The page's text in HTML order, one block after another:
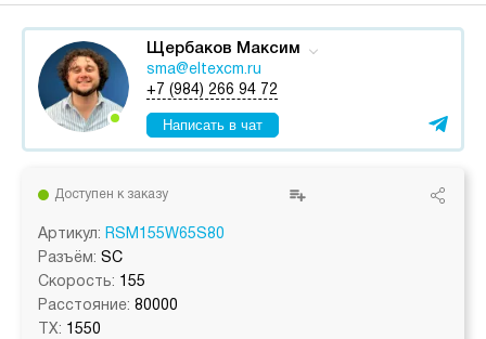
Щербаков Максим
sma@eltexcm.ru
+7 (984) 266 94 72
Написать в чат
Доступен к заказу
Артикул: RSM155W65S80
Разъём: SC
Скорость: 155
Расстояние: 80000
TX: 1550